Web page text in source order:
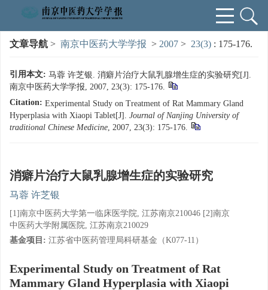
文章导航 > 南京中医药大学学报 > 2007 > 23(3) : 175-176.
引用本文: 马蓉 许芝银. 消癖片治疗大鼠乳腺增生症的实验研究[J].
南京中医药大学学报, 2007, 23(3): 175-176.
Citation: Experimental Study on Treatment of Rat Mammary Gland
Hyperplasia with Xiaopi Tablet[J]. Journal of Nanjing University of
traditional Chinese Medicine, 2007, 23(3): 175-176.
消癖片治疗大鼠乳腺增生症的实验研究
马蓉 许芝银
[1]南京中医药大学第一临床医学院, 江苏南京210046 [2]南京
中医药大学附属医院, 江苏南京210029
基金项目: 江苏省中医药管理局科研基金（K077-11）
Experimental Study on Treatment of Rat
Mammary Gland Hyperplasia with Xiaopi